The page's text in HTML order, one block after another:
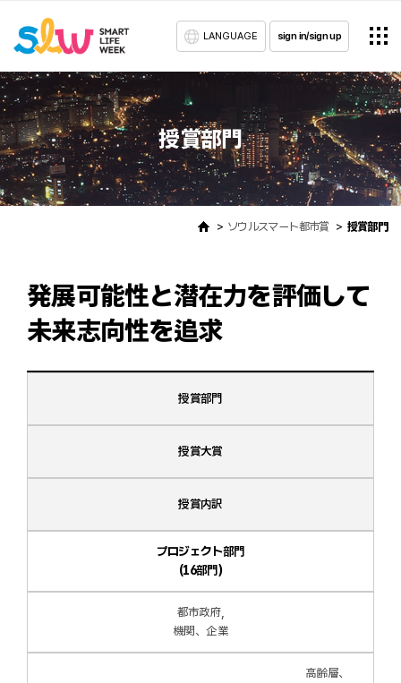
LANGUAGE sign in/sign up
授賞部門
ソウルスマート都市賞 授賞部門
発展可能性と潜在力を評価して
未来志向性を追求
授賞部門
授賞大賞
授賞内訳
プロジェクト部門
(16部門)
都市政府,
機関、企業
高齢層、